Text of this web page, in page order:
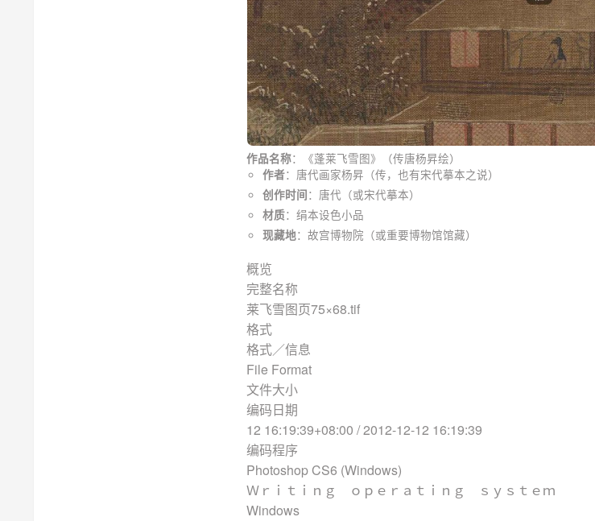
作品名称：《蓬莱飞雪图》（传唐杨昇绘）
作者：唐代画家杨昇（传，也有宋代摹本之说）
创作时间：唐代（或宋代摹本）
材质：绢本设色小品
现藏地：故宫博物院（或重要博物馆馆藏）
概览
完整名称 :
莱飞雪图页75×68.tif
格式 :
格式／信息 :
File Format
文件大小 :
编码日期 :
12 16:19:39+08:00 / 2012-12-12 16:19:39
编码程序 :
Photoshop CS6 (Windows)
Ｗｒｉｔｉｎｇ ｏｐｅｒａｔｉｎ
Windows